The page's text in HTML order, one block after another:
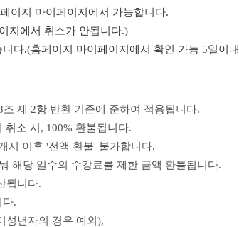
이지 마이페이지에서 가능합니다.
지에서 취소가 안됩니다.)
다.(홈페이지 마이페이지에서 확인 가능 5일이
제 2항 반환 기준에 준하여 적용됩니다.
소 시 , 100% 환불됩니다.
시 이후 '전액 환불' 불가합니다.
해당 일수의 수강료를 제한 금액 환불됩니다.
됩니다.
다.
성년자의 경우 예외 ),